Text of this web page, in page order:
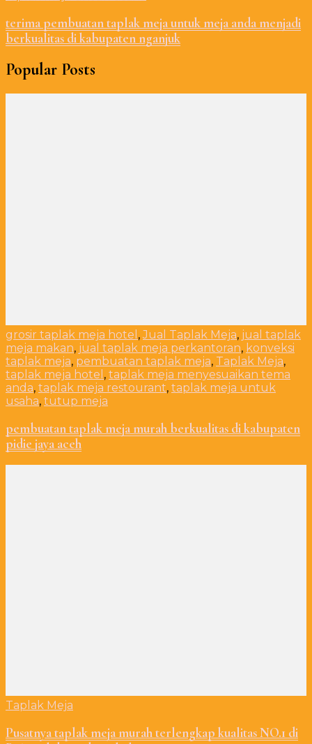
terima pembuatan taplak meja untuk meja anda menjadi
berkualitas di kabupaten nganjuk
Popular Posts
grosir taplak meja hotel ,Jual Taplak Meja, jual taplak
meja makan, jual taplak meja perkantoran, konveksi
taplak meja, pembuatan taplak meja, Taplak Meja,
taplak meja hotel , taplak meja menyesuaikan tema
anda, taplak meja restourant, taplak meja untuk
usaha, tutup meja
pembuatan taplak meja murah berkualitas di kabupaten
pidie jaya aceh
Taplak Meja
Pusatnya taplak meja murah terlengkap kualitas NO.1 di